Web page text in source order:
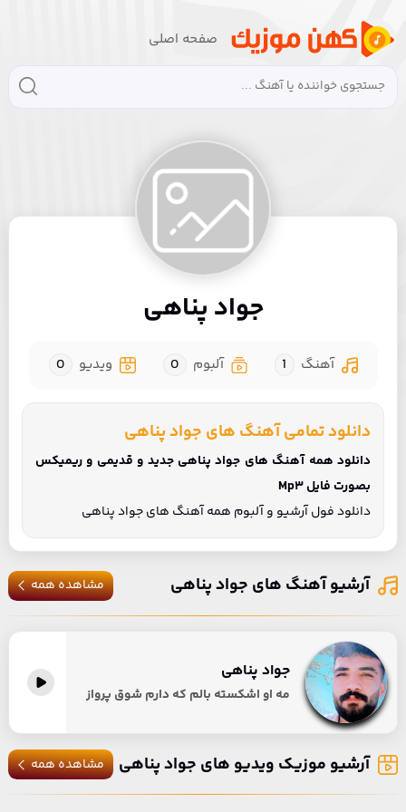
صفحه اصلی
جواد پناهی
آهنگ 1 آلبوم 0 ویدیو 0
دانلود تمامی آهنگ های جواد پناهی
دانلود همه آهنگ های جواد پناهی جدید و قدیمی و ریمیکس
بصورت فایل Mp3
دانلود فول آرشیو و آلبوم همه آهنگ های جواد پناهی
آرشیو آهنگ های جواد پناهی مشاهده همه
جواد پناهی
مه او اشکسته بالم که دارم شوق پرواز
آرشیو موزیک ویدیو های جواد پناهی مشاهده همه